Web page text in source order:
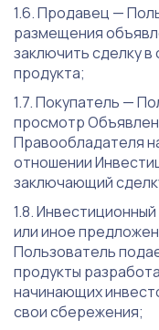
Продавец —
размещения
заключить сделку
продукта;
Покупатель —
просмотр
Правообладателя
отношении
заключающий
или иное
Пользователь
продукты
начинающих
свои сбережения;